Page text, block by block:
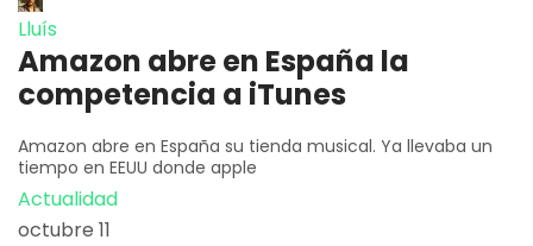
Lluís
Amazon abre en España la
competencia a iTunes
Amazon abre en España su tienda musical. Ya llevaba un
tiempo en EEUU donde apple
Actualidad
octubre 11